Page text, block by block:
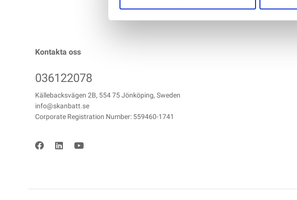
Kontakta oss
036122078
Källebacksvägen 2B, 554 75 Jönköping, Sweden
info@skanbatt.se
Corporate Registration Number: 559460-1741